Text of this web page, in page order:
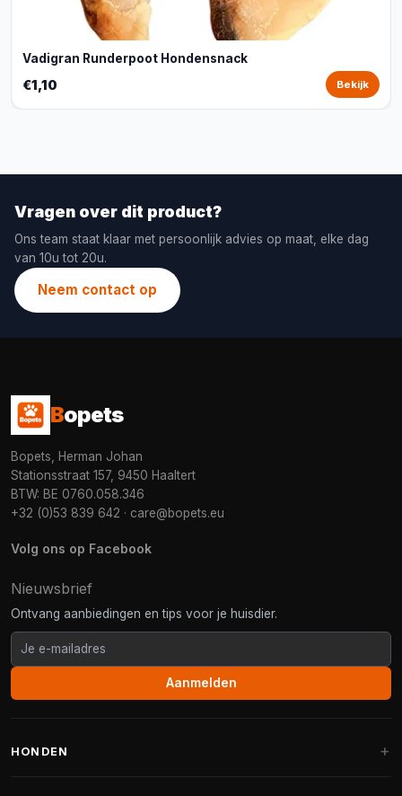
Vadigran Runderpoot Hondensnack
€1,10 Bekijk
Vragen over dit product?
Ons team staat klaar met persoonlijk advies op maat, elke dag
van 10u tot 20u.
Neem contact op
Bopets
Bopets, Herman Johan
Stationsstraat 157, 9450 Haaltert
BTW: BE 0760.058.346
+32 (0)53 839 642 · care@bopets.eu
Volg ons op Facebook
Nieuwsbrief
Ontvang aanbiedingen en tips voor je huisdier.
Aanmelden
HONDEN